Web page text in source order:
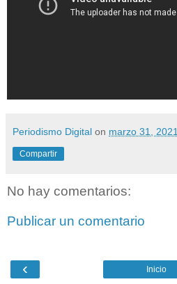
Periodismo Digital on marzo 31, 2021
Compartir
No hay comentarios:
Publicar un comentario
‹ Inicio